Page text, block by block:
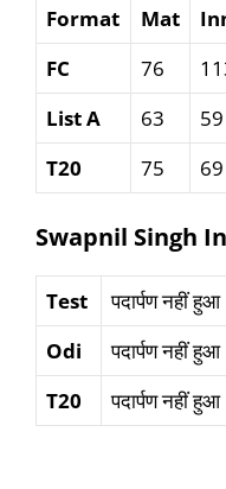
Format Mat
FC
76
List A
63 59
T20
75 69
Swapnil Singh
Test
पदार्पण नहीं
Odi
पदार्पण नहीं
T20
पदार्पण नहीं